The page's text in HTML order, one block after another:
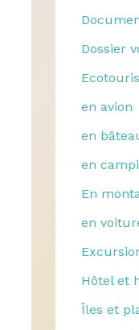
Dossier
en avion
en
en
En
en
Hôtel et
Îles et